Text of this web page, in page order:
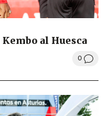
al Huesca
0